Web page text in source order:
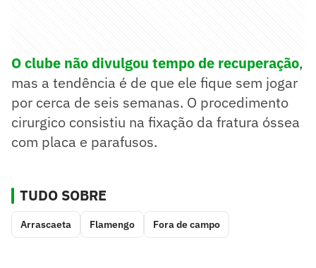
O clube não divulgou tempo de recuperação,
mas a tendência é de que ele fique sem jogar
por cerca de seis semanas. O procedimento
cirurgico consistiu na fixação da fratura óssea
com placa e parafusos.
TUDO SOBRE
Arrascaeta Flamengo Fora de campo